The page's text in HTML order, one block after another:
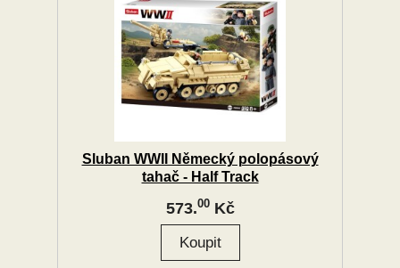
Sluban WWII Německý polopásový
tahač - Half Track
573.00Kč